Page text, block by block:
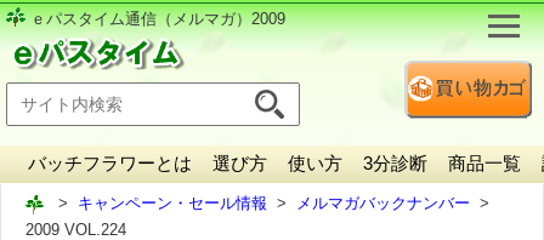
ｅパスタイム通信（メルマガ）2009
バッチフラワーとは 選び方 使い方 3分診断 商品一覧
キャンペーン・セール情報
メルマガバックナンバー
2009 VOL.224